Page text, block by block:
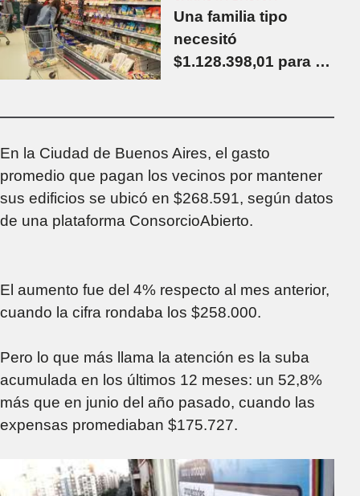
Una familia tipo
necesitó
$1.128.398,01 para no
En la Ciudad de Buenos Aires, el gasto
promedio que pagan los vecinos por mantener
sus edificios se ubicó en $268.591, según datos
de una plataforma ConsorcioAbierto.
El aumento fue del 4% respecto al mes anterior,
cuando la cifra rondaba los $258.000.
Pero lo que más llama la atención es la suba
acumulada en los últimos 12 meses: un 52,8%
más que en junio del año pasado, cuando las
expensas promediaban $175.727.